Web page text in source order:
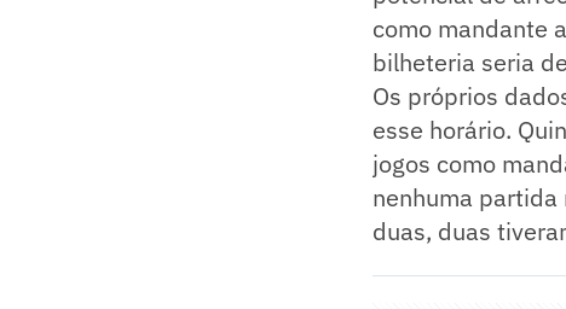
como mandante
bilheteria seria
Os próprios
esse horário.
jogos como
nenhuma partida
duas, duas